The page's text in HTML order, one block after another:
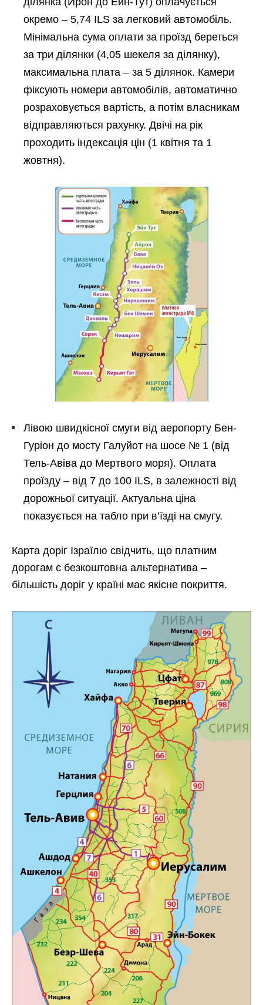
окремо – 5,74 ILS за легковий автомобіль.
Мінімальна сума оплати за проїзд береться
за три ділянки (4,05 шекеля за ділянку),
максимальна плата – за 5 ділянок. Камери
фіксують номери автомобілів, автоматично
розраховується вартість, а потім власникам
відправляються рахунку. Двічі на рік
проходить індексація цін (1 квітня та 1
жовтня).
Лівою швидкісної смуги від аеропорту Бен-
Гуріон до мосту Галуйот на шосе № 1 (від
Тель-Авіва до Мертвого моря). Оплата
проїзду – від 7 до 100 ILS, в залежності від
дорожньої ситуації. Актуальна ціна
показується на табло при в’їзді на смугу.
Карта доріг Ізраїлю свідчить, що платним
дорогам є безкоштовна альтернатива –
більшість доріг у країні має якісне покриття.